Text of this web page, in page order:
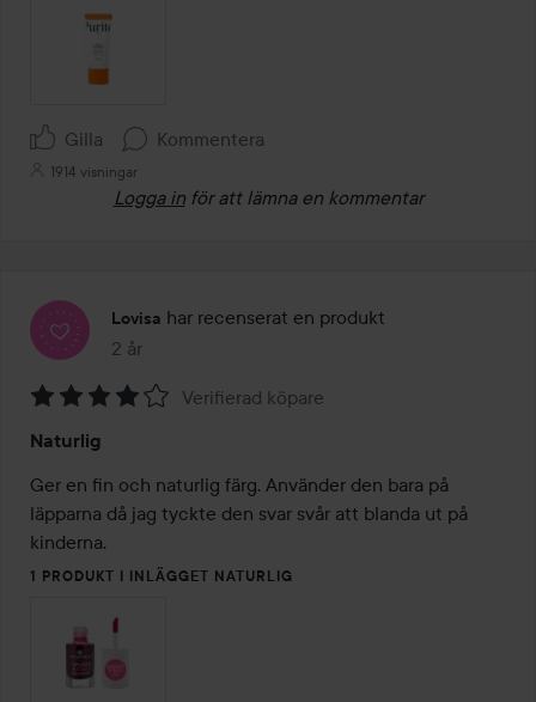
Gilla Kommentera
1914 visningar
Logga in för att lämna en kommentar
Lovisa har recenserat en produkt
2 år
Inlägget skapades 2 år
4
av
5
Verifierad köpare
Naturlig
Ger en fin och naturlig färg. Använder den bara på
läpparna då jag tyckte den svar svår att blanda ut på
kinderna.
1 PRODUKT I INLÄGGET NATURLIG